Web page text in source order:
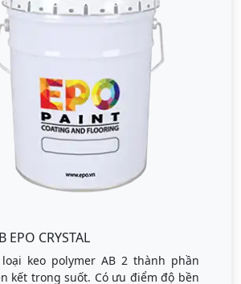
EPO CRYSTAL
keo polymer AB 2 thành phần
kết trong suốt. Có ưu điểm độ bền